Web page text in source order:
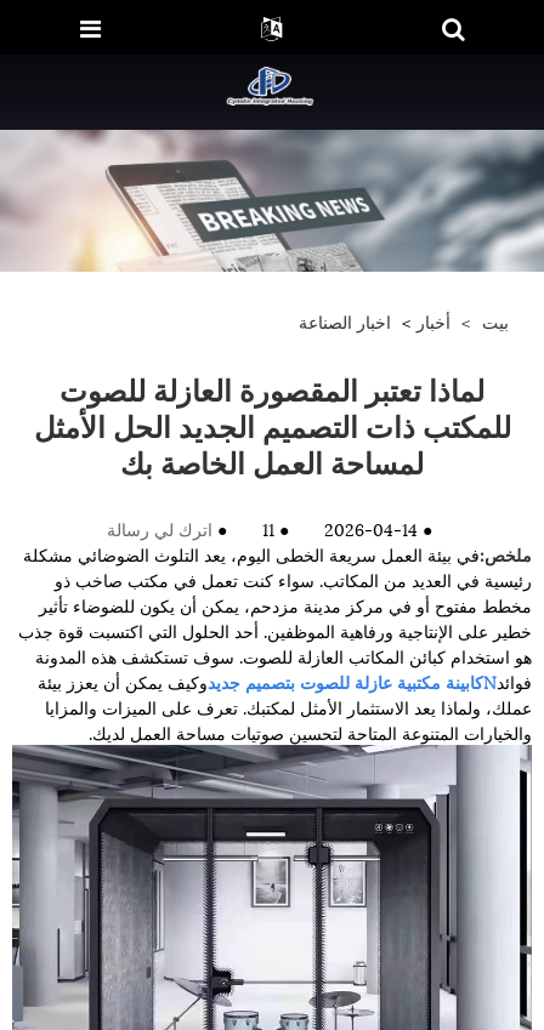
بيت > أخبار > اخبار الصناعة
لماذا تعتبر المقصورة العازلة للصوت
للمكتب ذات التصميم الجديد الحل الأمثل
لمساحة العمل الخاصة بك
●
2026-04-14
●
11
● اترك لي رسالة
ملخص:في بيئة العمل سريعة الخطى اليوم، يعد التلوث الضوضائي مشكلة
رئيسية في العديد من المكاتب. سواء كنت تعمل في مكتب صاخب ذو
مخطط مفتوح أو في مركز مدينة مزدحم، يمكن أن يكون للضوضاء تأثير
خطير على الإنتاجية ورفاهية الموظفين. أحد الحلول التي اكتسبت قوة جذب
هو استخدام كبائن المكاتب العازلة للصوت. سوف تستكشف هذه المدونة
فوائدNكابينة مكتبية عازلة للصوت بتصميم جديدوكيف يمكن أن يعزز بيئة
عملك، ولماذا يعد الاستثمار الأمثل لمكتبك. تعرف على الميزات والمزايا
والخيارات المتنوعة المتاحة لتحسين صوتيات مساحة العمل لديك.